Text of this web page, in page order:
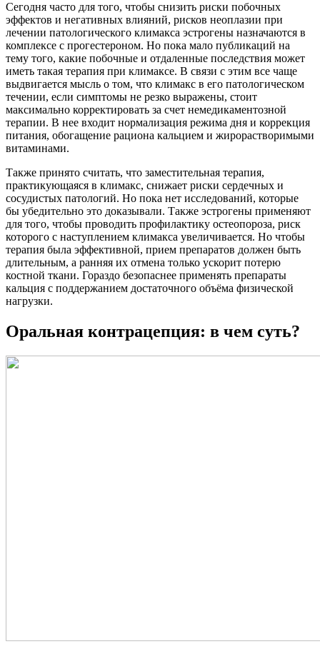
Сегодня часто для того, чтобы снизить риски побочных
эффектов и негативных влияний, рисков неоплазии при
лечении патологического климакса эстрогены назначаются в
комплексе с прогестероном. Но пока мало публикаций на
тему того, какие побочные и отдаленные последствия может
иметь такая терапия при климаксе. В связи с этим все чаще
выдвигается мысль о том, что климакс в его патологическом
течении, если симптомы не резко выражены, стоит
максимально корректировать за счет немедикаментозной
терапии. В нее входит нормализация режима дня и коррекция
питания, обогащение рациона кальцием и жирорастворимыми
витаминами.
Также принято считать, что заместительная терапия,
практикующаяся в климакс, снижает риски сердечных и
сосудистых патологий. Но пока нет исследований, которые
бы убедительно это доказывали. Также эстрогены применяют
для того, чтобы проводить профилактику остеопороза, риск
которого с наступлением климакса увеличивается. Но чтобы
терапия была эффективной, прием препаратов должен быть
длительным, а ранняя их отмена только ускорит потерю
костной ткани. Гораздо безопаснее применять препараты
кальция с поддержанием достаточного объёма физической
нагрузки.
Оральная контрацепция: в чем суть?